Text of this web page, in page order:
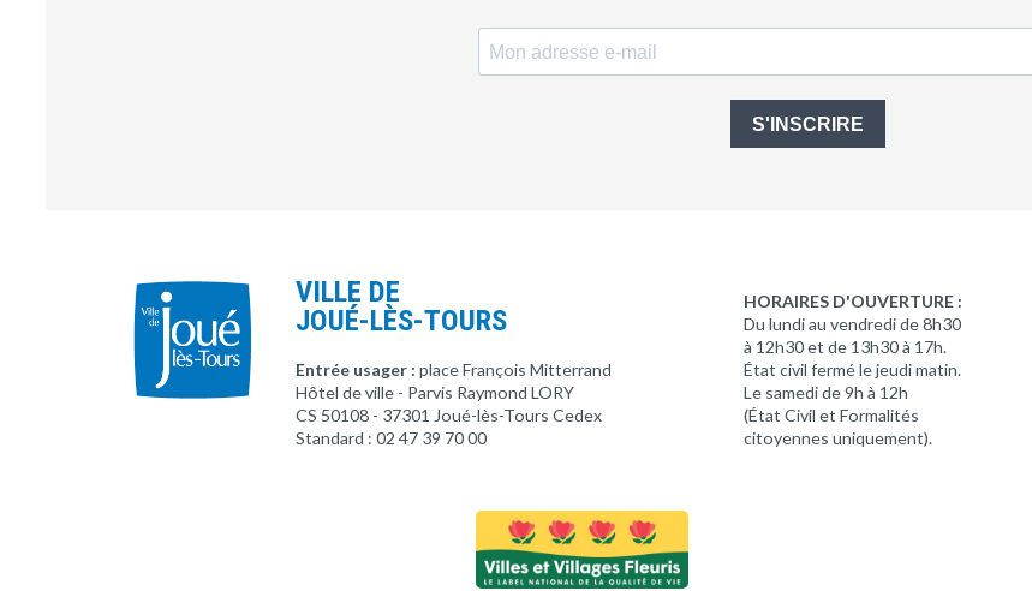
S'INSCRIRE
VILLE DE
JOUÉ-LÈS-TOURS
Entrée usager : place François Mitterrand
Hôtel de ville - Parvis Raymond LORY
CS 50108 - 37301 Joué-lès-Tours Cedex
Standard : 02 47 39 70 00
HORAIRES D'OUVERTURE :
Du lundi au vendredi de 8h30
à 12h30 et de 13h30 à 17h.
État civil fermé le jeudi matin.
Le samedi de 9h à 12h
(État Civil et Formalités
citoyennes uniquement).